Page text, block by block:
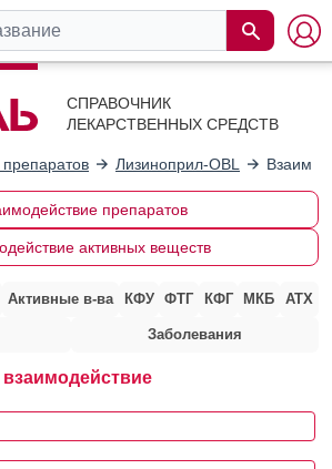
СПРАВОЧНИК
ЛЕКАРСТВЕННЫХ СРЕДСТВ
Лизиноприл-OBL
препаратов
активных веществ
Активные в-ва КФУ ФТГ КФГ МКБ АТХ
Заболевания